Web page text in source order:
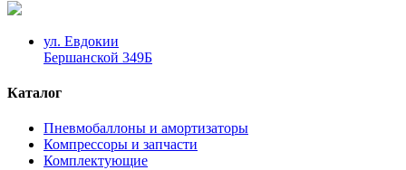
ул. Евдокии
Бершанской 349Б
Каталог
Пневмобаллоны и амортизаторы
Компрессоры и запчасти
Комплектующие